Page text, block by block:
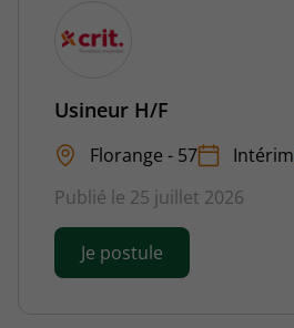
Usineur H/F
Florange - 57 Intérim
Publié le 25 juillet 2026
Je postule